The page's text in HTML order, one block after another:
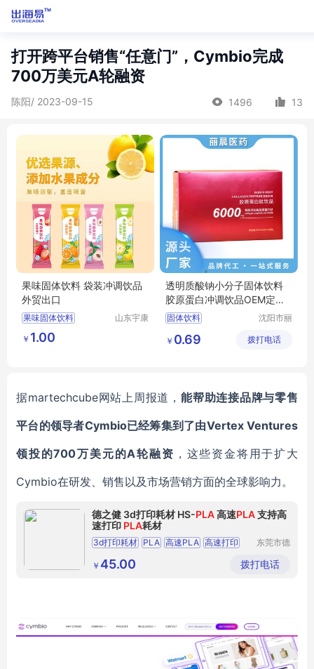
打开跨平台销售“任意门”，Cymbio完成
700万美元A轮融资
陈阳/ 2023-09-15 1496 13
果味固体饮料 袋装冲调饮品
外贸出口
果味固体饮料
固体饮料
袋装冲调饮品
山东宇康
￥ 1.00
透明质酸钠小分子固体饮料
胶原蛋白冲调饮品OEM定制
代加工厂家
固体饮料
胶原蛋白冲调饮品
沈阳市丽
药科技有
￥ 0.69 拨打电话
据martechcube网站上周报道，能帮助连接品牌与零售
平台的领导者Cymbio已经筹集到了由Vertex Ventures
领投的700万美元的A轮融资 ，这些资金将用于扩大
Cymbio在研发、销售以及市场营销方面的全球影响力。
德之健 3d打印耗材 HS-PLA高速PLA支持高
速打印 PLA耗材
3d打印耗材 PLA 高速PLA 高速打印
东莞市德
电子有限
公司
￥ 45.00 拨打电话